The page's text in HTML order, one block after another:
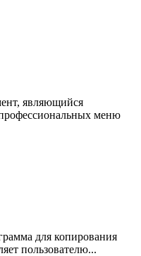
являющийся
меню
для копирования
пользователю...